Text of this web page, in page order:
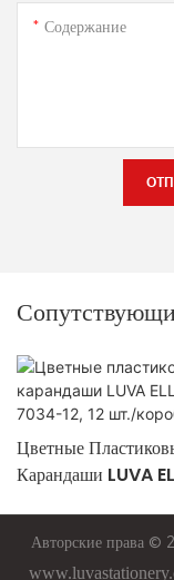
Содержание
Цветные
Карандаши LUVA
Авторские права ©